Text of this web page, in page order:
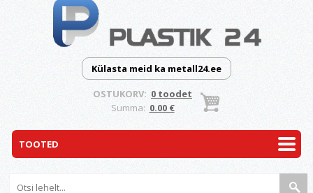
Külasta meid ka metall24.ee
OSTUKORV: 0 toodet
Summa: 0.00 €